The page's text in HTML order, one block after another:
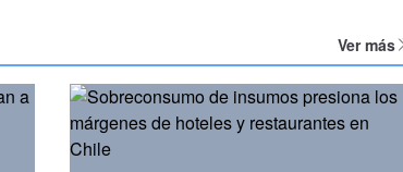
Ver más